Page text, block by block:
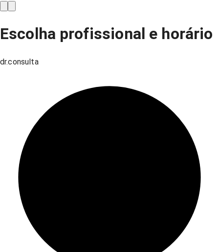
Escolha profissional e horário
dr.consulta